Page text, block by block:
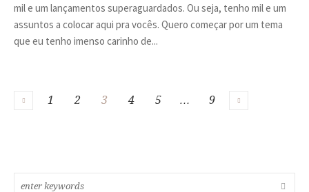
mil e um lançamentos superaguardados. Ou seja, tenho mil e um
assuntos a colocar aqui pra vocês. Quero começar por um tema
que eu tenho imenso carinho de...
1 2 3 4 5 … 9